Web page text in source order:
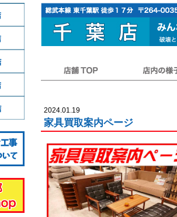
2024.01.19
家具買取案内ページ